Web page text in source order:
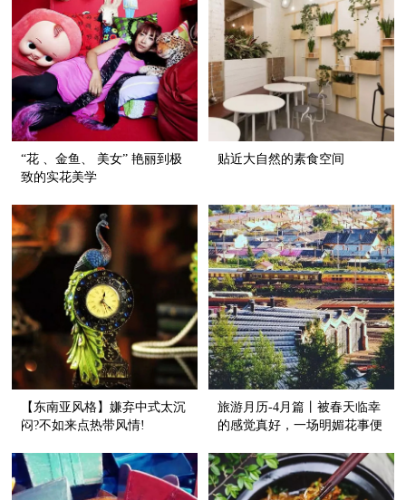
“花 、金鱼、 美女” 艳丽到极
致的实花美学
贴近大自然的素食空间
【东南亚风格】嫌弃中式太沉
闷?不如来点热带风情!
旅游月历-4月篇丨被春天临幸
的感觉真好，一场明媚花事便